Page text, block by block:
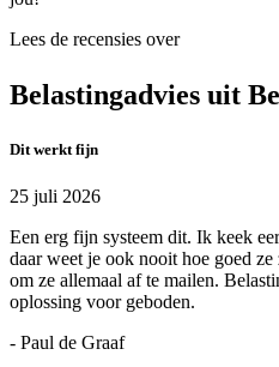
Lees de recensies over
Belastingadvies uit
Dit werkt fijn
25 juli 2026
Een erg fijn systeem dit. Ik keek
daar weet je ook nooit hoe goed
om ze allemaal af te mailen.
oplossing voor geboden.
- Paul de Graaf